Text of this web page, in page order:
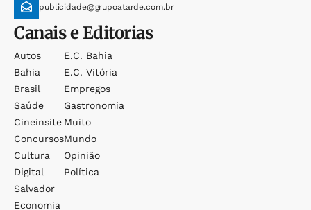
publicidade@grupoatarde.com.br
Canais e Editorias
Autos
Bahia
Brasil
Saúde
Cineinsite
Concursos
Cultura
Digital
Salvador
Economia
E.c. Bahia
E.c. Vitória
Empregos
Gastronomia
Muito
Mundo
Opinião
Política